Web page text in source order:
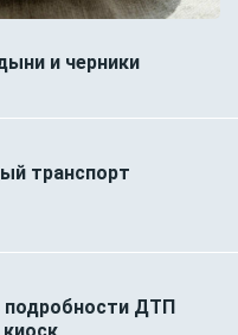
и черники
транспорт
подробности ДТП